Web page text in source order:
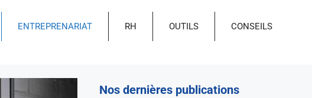
ENTREPRENARIAT RH OUTILS CONSEILS
Nos dernières publications